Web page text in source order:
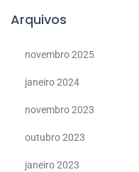
Arquivos
novembro 2025
janeiro 2024
novembro 2023
outubro 2023
janeiro 2023